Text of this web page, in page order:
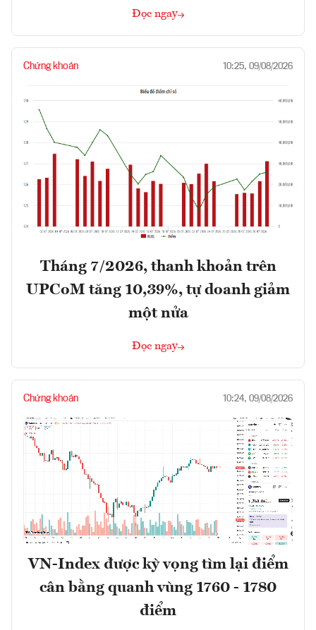
Đọc ngay
Chứng khoán 10:25, 09/08/2026
Tháng 7/2026, thanh khoản trên
UPCoM tăng 10,39%, tự doanh giảm
một nửa
Đọc ngay
Chứng khoán 10:24, 09/08/2026
VN-Index được kỳ vọng tìm lại điểm
cân bằng quanh vùng 1760 - 1780
điểm